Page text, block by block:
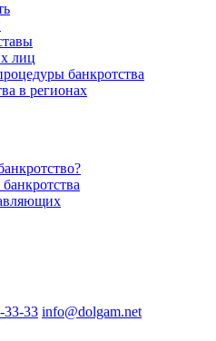
лиц
банкротства
в регионах
33-33 info@dolgam.net